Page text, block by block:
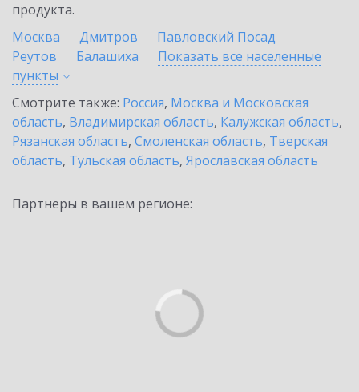
продукта.
Москва
Дмитров
Павловский Посад
Реутов
Балашиха
Показать все населенные
пункты
Смотрите также: Россия, Москва и Московская
область, Владимирская область, Калужская область,
Рязанская область, Смоленская область, Тверская
область, Тульская область, Ярославская область
Партнеры в вашем регионе: